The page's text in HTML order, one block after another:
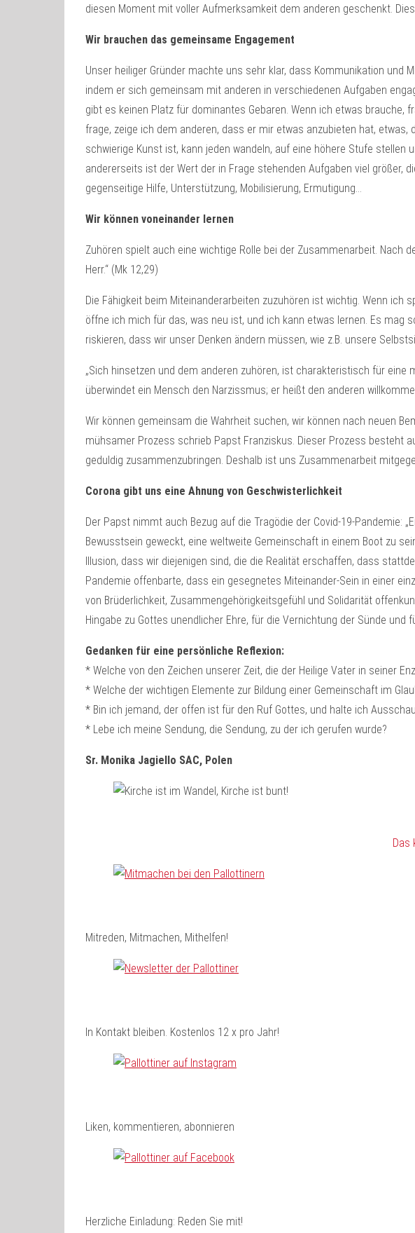
diesen Moment mit voller Aufmerksamkeit dem anderen geschenkt.
Wir brauchen das gemeinsame Engagement
Unser heiliger Gründer machte uns sehr klar, dass Kommunikation und
indem er sich gemeinsam mit anderen in verschiedenen Aufgaben
gibt es keinen Platz für dominantes Gebaren. Wenn ich etwas brauche,
frage, zeige ich dem anderen, dass er mir etwas anzubieten hat,
schwierige Kunst ist, kann jeden wandeln, auf eine höhere Stufe
andererseits ist der Wert der in Frage stehenden Aufgaben viel größer,
gegenseitige Hilfe, Unterstützung, Mobilisierung, Ermutigung…
Wir können voneinander lernen
Zuhören spielt auch eine wichtige Rolle bei der Zusammenarbeit. Nach
Herr.“ (Mk 12,29)
Die Fähigkeit beim Miteinanderarbeiten zuzuhören ist wichtig. Wenn ich
öffne ich mich für das, was neu ist, und ich kann etwas lernen. Es mag
riskieren, dass wir unser Denken ändern müssen, wie z.B. unsere
„Sich hinsetzen und dem anderen zuhören, ist charakteristisch für
überwindet ein Mensch den Narzissmus; er heißt den anderen
Wir können gemeinsam die Wahrheit suchen, wir können nach neuen
mühsamer Prozess schrieb Papst Franziskus. Dieser Prozess besteht
geduldig zusammenzubringen. Deshalb ist uns Zusammenarbeit
Corona gibt uns eine Ahnung von Geschwisterlichkeit
Der Papst nimmt auch Bezug auf die Tragödie der Covid-19-Pandemie:
Bewusstsein geweckt, eine weltweite Gemeinschaft in einem Boot zu
Illusion, dass wir diejenigen sind, die die Realität erschaffen, dass
Pandemie offenbarte, dass ein gesegnetes Miteinander-Sein in einer
von Brüderlichkeit, Zusammengehörigkeitsgefühl und Solidarität
Hingabe zu Gottes unendlicher Ehre, für die Vernichtung der Sünde und
Gedanken für eine persönliche Reflexion:
* Welche von den Zeichen unserer Zeit, die der Heilige Vater in seiner
* Welche der wichtigen Elemente zur Bildung einer Gemeinschaft im
* Bin ich jemand, der offen ist für den Ruf Gottes, und halte ich
* Lebe ich meine Sendung, die Sendung, zu der ich gerufen wurde?
Sr. Monika Jagiello SAC, Polen
Das
Mitreden, Mitmachen, Mithelfen!
In Kontakt bleiben. Kostenlos 12 x pro Jahr!
Liken, kommentieren, abonnieren
Herzliche Einladung: Reden Sie mit!